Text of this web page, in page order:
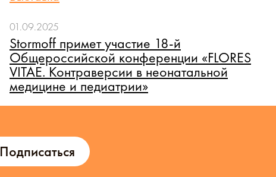
01.09.2025
Stormoff примет участие 18-й
Общероссийской конференции «FLORES
VITAE. Контраверсии в неонатальной
медицине и педиатрии»
Подписаться